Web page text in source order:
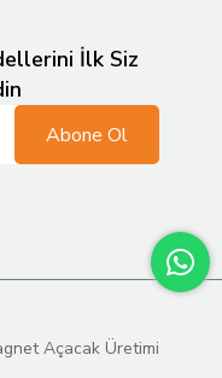
İlk Siz
Abone Ol
Açacak Üretimi